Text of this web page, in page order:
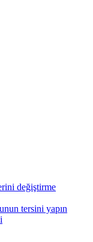
değiştirme
tersini yapın